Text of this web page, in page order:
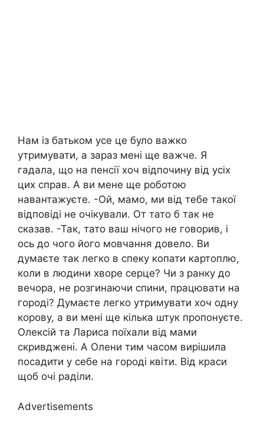
Нам із батьком усе це було вaжко
утримувати, а зараз мені ще важче. Я
гадала, що на пенсії хоч відпочину від усіх
цих справ. А ви мене ще роботою
навaнтажуєте. -Ой, мамо, ми від тебе такої
відповіді не очікували. От тато б так не
сказав. -Так, тато ваш нічого не говорив, і
ось до чого його мовчання довело. Ви
думаєте так легко в спеку копати картоплю,
коли в людини хвopе серце? Чи з ранку до
вечора, не розгинаючи спини, працювати на
городі? Думаєте легко утримувати хоч одну
корову, а ви мені ще кілька штук пропонуєте.
Олексій та Лариса поїхали від мами
скpивджені. А Олени тим часом вирішила
посадити у себе на городі квіти. Від краси
щоб очі раділи.
Advertisements